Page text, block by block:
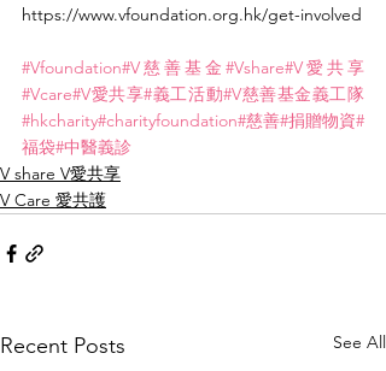
https://www.vfoundation.org.hk/get-involved
#Vfoundation#V慈善基金 #Vshare#V愛共享
#Vcare#V愛共享#義工活動#V慈善基金義工隊
#hkcharity#charityfoundation#慈善#捐贈物資#
福袋#中醫義診
V share V愛共享
V Care 愛共護
Recent Posts See All